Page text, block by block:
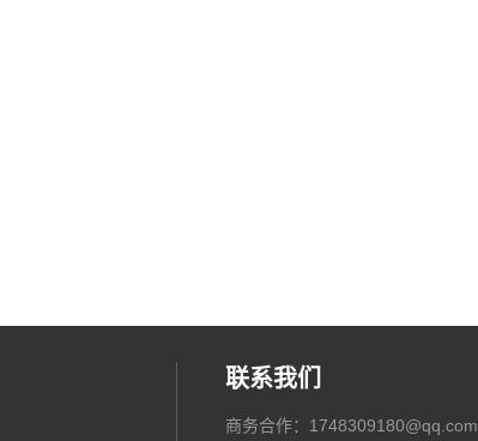
联系我们
商务合作：1748309180@qq.com